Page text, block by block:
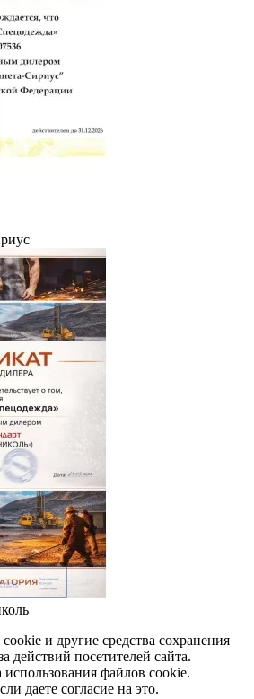
и другие средства сохранения
действий посетителей сайта.
файлов cookie.
даете согласие на это.